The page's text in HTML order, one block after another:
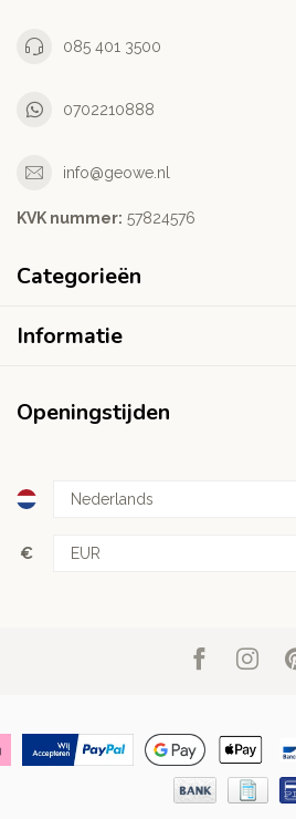
085 401 3500
0702210888
info@geowe.nl
KVK nummer: ‭57824576‬
Categorieën
Informatie
Openingstijden
€